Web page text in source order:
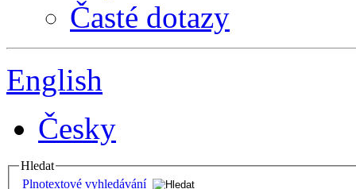
Časté dotazy
English
Česky
Hledat
Plnotextové vyhledávání